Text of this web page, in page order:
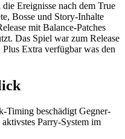
Ereignisse nach dem True
Bosse und Story-Inhalte
mit Balance-Patches
Das Spiel war zum Release
Extra verfügbar was den
Timing beschädigt Gegner-
Parry-System im